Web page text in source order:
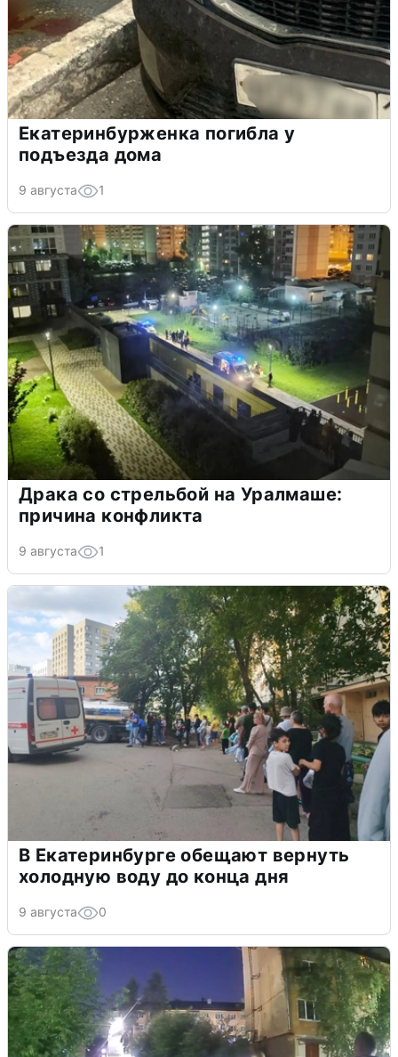
Екатеринбурженка погибла у
подъезда дома
9 августа 1
Драка со стрельбой на Уралмаше:
причина конфликта
9 августа 1
В Екатеринбурге обещают вернуть
холодную воду до конца дня
9 августа 0